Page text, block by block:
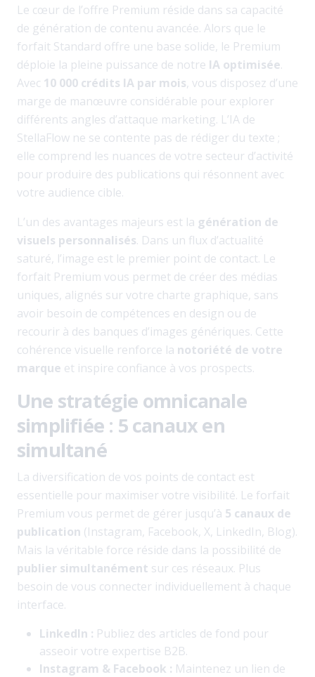
Le cœur de l’offre Premium réside dans sa capacité
de génération de contenu avancée. Alors que le
forfait Standard offre une base solide, le Premium
déploie la pleine puissance de notre IA optimisée.
Avec 10 000 crédits IA par mois, vous disposez d’une
marge de manœuvre considérable pour explorer
différents angles d’attaque marketing. L’IA de
StellaFlow ne se contente pas de rédiger du texte ;
elle comprend les nuances de votre secteur d’activité
pour produire des publications qui résonnent avec
votre audience cible.
L’un des avantages majeurs est la génération de
visuels personnalisés. Dans un flux d’actualité
saturé, l’image est le premier point de contact. Le
forfait Premium vous permet de créer des médias
uniques, alignés sur votre charte graphique, sans
avoir besoin de compétences en design ou de
recourir à des banques d’images génériques. Cette
cohérence visuelle renforce la notoriété de votre
marque et inspire confiance à vos prospects.
Une stratégie omnicanale
simplifiée : 5 canaux en
simultané
La diversification de vos points de contact est
essentielle pour maximiser votre visibilité. Le forfait
Premium vous permet de gérer jusqu’à 5 canaux de
publication (Instagram, Facebook, X, LinkedIn, Blog).
Mais la véritable force réside dans la possibilité de
publier simultanément sur ces réseaux. Plus
besoin de vous connecter individuellement à chaque
interface.
LinkedIn : Publiez des articles de fond pour
asseoir votre expertise B2B.
Instagram & Facebook : Maintenez un lien de